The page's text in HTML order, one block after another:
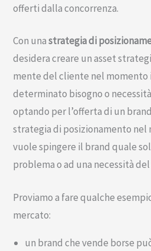
offerti dalla concorrenza.
Con unastrategia di
desidera creare un asset
mente del cliente nel momento
determinato bisogno o
optando per l’offerta di un
strategia di posizionamento
vuole spingere il brand quale
problema o ad una necessità
Proviamo a fare qualche
mercato:
un brand che vende borse